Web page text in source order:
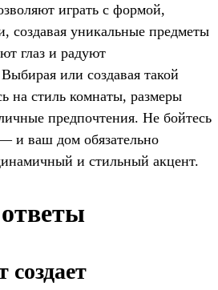
играть с формой,
создавая уникальные предметы
глаз и радуют
или создавая такой
на стиль комнаты, размеры
предпочтения. Не бойтесь
и ваш дом обязательно
и стильный акцент.